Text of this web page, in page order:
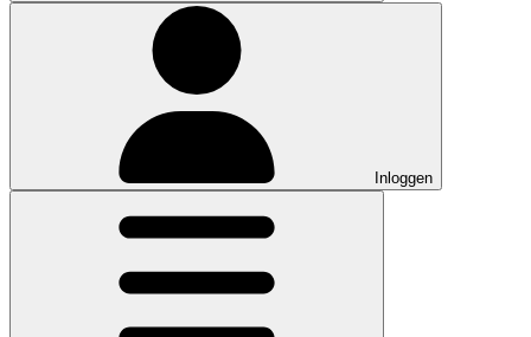
Inloggen